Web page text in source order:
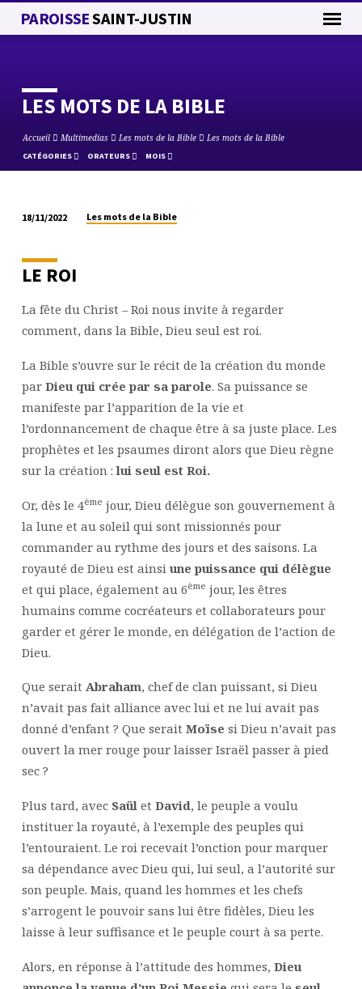
PAROISSESAINT-JUSTIN
LES MOTS DE LA BIBLE
Accueil Multimedias Les mots de la Bible Les mots de la Bible
CATÉGORIES ORATEURS MOIS
MOTS
DE
BIBLE
18/11/2022 Les mots de la Bible
LE ROI
La fête du Christ – Roi nous invite à regarder
comment, dans la Bible, Dieu seul est roi.
La Bible s’ouvre sur le récit de la création du monde
par Dieu qui crée par sa parole. Sa puissance se
manifeste par l’apparition de la vie et
l’ordonnancement de chaque être à sa juste place. Les
prophètes et les psaumes diront alors que Dieu règne
sur la création : lui seul est Roi.
Or, dès le 4ème jour, Dieu délègue son gouvernement à
la lune et au soleil qui sont missionnés pour
commander au rythme des jours et des saisons. La
royauté de Dieu est ainsi une puissance qui délègue
et qui place, également au 6ème jour, les êtres
humains comme cocréateurs et collaborateurs pour
garder et gérer le monde, en délégation de l’action de
Dieu.
Que serait Abraham, chef de clan puissant, si Dieu
n’avait pas fait alliance avec lui et ne lui avait pas
donné d’enfant ? Que serait Moïse si Dieu n’avait pas
ouvert la mer rouge pour laisser Israël passer à pied
sec ?
Plus tard, avec Saület David, le peuple a voulu
instituer la royauté, à l’exemple des peuples qui
l’entouraient. Le roi recevait l’onction pour marquer
sa dépendance avec Dieu qui, lui seul, a l’autorité sur
son peuple. Mais, quand les hommes et les chefs
s’arrogent le pouvoir sans lui être fidèles, Dieu les
laisse à leur suffisance et le peuple court à sa perte.
Alors, en réponse à l’attitude des hommes, Dieu